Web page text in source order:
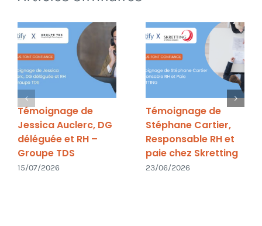
Témoignage de
Jessica Auclerc, DG
déléguée et RH –
Groupe TDS
15/07/2026
Témoignage de
Stéphane Cartier,
Responsable RH et
paie chez Skretting
23/06/2026